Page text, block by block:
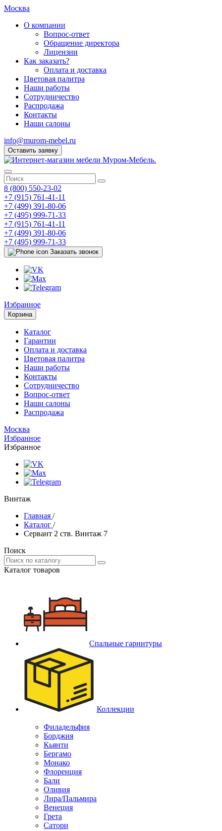
Москва
О компании
Вопрос-ответ
Обращение директора
Лицензии
Как заказать?
Оплата и доставка
Цветовая палитра
Наши работы
Сотрудничество
Распродажа
Контакты
Наши салоны
info@murom-mebel.ru
Оставить заявку
8 (800) 550-23-02
+7 (915) 761-41-11
+7 (499) 391-80-06
+7 (495) 999-71-33
+7 (915) 761-41-11
+7 (499) 391-80-06
+7 (495) 999-71-33
Заказать звонок
Избранное
Корзина
Каталог
Гарантии
Оплата и доставка
Цветовая палитра
Наши работы
Контакты
Сотрудничество
Вопрос-ответ
Наши салоны
Распродажа
Москва
Избранное
Избранное
Винтаж
Главная /
Каталог /
Сервант 2 ств. Винтаж 7
Поиск
Каталог товаров
Спальные гарнитуры
Коллекции
Филадельфия
Борджия
Кьянти
Бергамо
Монако
Флоренция
Бали
Оливия
Лира/Пальмира
Венеция
Грета
Сатори